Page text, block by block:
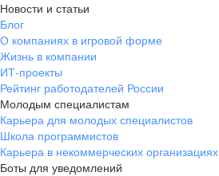
Новости и статьи
Блог
О компаниях в игровой форме
Жизнь в компании
ИТ-проекты
Рейтинг работодателей России
Молодым специалистам
Карьера для молодых специалистов
Школа программистов
Карьера в некоммерческих организациях
Боты для уведомлений